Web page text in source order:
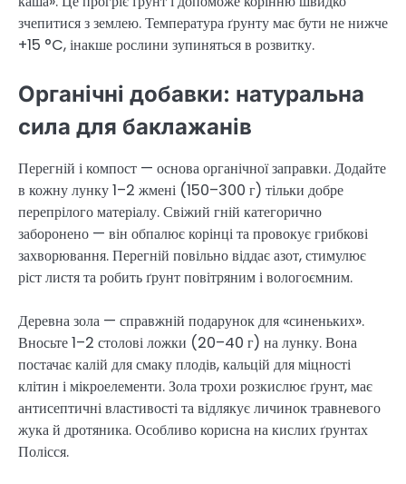
зчепитися з землею. Температура ґрунту має бути не нижче
+15 °C, інакше рослини зупиняться в розвитку.
Органічні добавки: натуральна
сила для баклажанів
Перегній і компост — основа органічної заправки. Додайте
в кожну лунку 1–2 жмені (150–300 г) тільки добре
перепрілого матеріалу. Свіжий гній категорично
заборонено — він обпалює корінці та провокує грибкові
захворювання. Перегній повільно віддає азот, стимулює
ріст листя та робить ґрунт повітряним і вологоємним.
Деревна зола — справжній подарунок для «синеньких».
Вносьте 1–2 столові ложки (20–40 г) на лунку. Вона
постачає калій для смаку плодів, кальцій для міцності
клітин і мікроелементи. Зола трохи розкислює ґрунт, має
антисептичні властивості та відлякує личинок травневого
жука й дротяника. Особливо корисна на кислих ґрунтах
Полісся.